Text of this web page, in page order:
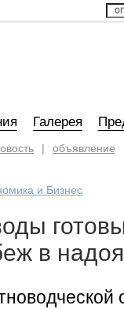
Галерея
| объявление
и Бизнес
в